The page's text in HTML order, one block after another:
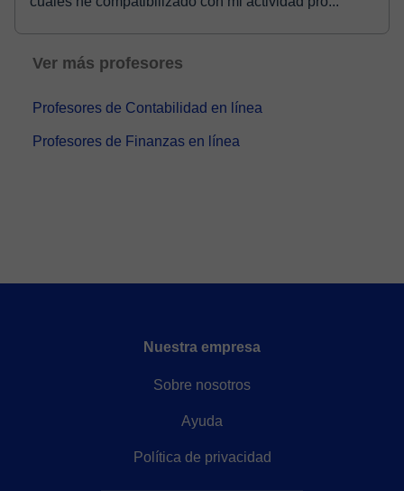
Ver más profesores
Profesores de Contabilidad en línea
Profesores de Finanzas en línea
Nuestra empresa
Sobre nosotros
Ayuda
Política de privacidad